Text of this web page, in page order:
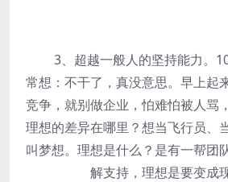
3、超越一般人的坚持能力。
常想：不干了，真没意思。早上起
竞争，就别做企业，怕难怕被人骂
理想的差异在哪里？想当飞行员、
叫梦想。理想是什么？是有一帮团
解支持，理想是要变成